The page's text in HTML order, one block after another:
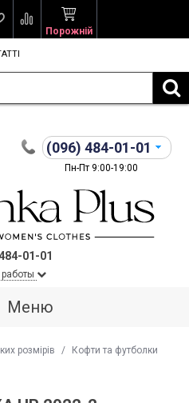
Порожній
(096) 484-01-01
Пн-Пт 9:00-19:00
01-01
Меню
розмірів /
Кофти та футболки